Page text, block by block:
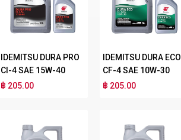
IDEMITSU DURA PRO
CI-4 SAE 15W-40
฿ 205.00
IDEMITSU DURA ECO
CF-4 SAE 10W-30
฿ 205.00